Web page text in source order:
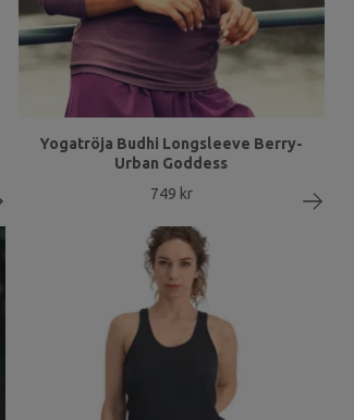
Yogatröja Budhi Longsleeve Berry-
Urban Goddess
749 kr